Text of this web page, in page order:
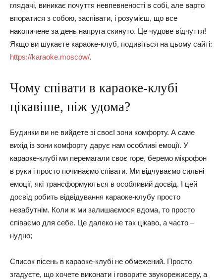
глядачі, виникає почуття невпевненості в собі, але варто
впоратися з собою, заспівати, і розумієш, що все
накопичене за день напруга скинуто. Це чудове відчуття!
Якщо ви шукаєте караоке-клуб, подивіться на цьому сайті:
https://karaoke.moscow/.
Чому співати в караоке-клубі
цікавіше, ніж удома?
Будинки ви не вийдете зі своєї зони комфорту. А саме
вихід із зони комфорту дарує нам особливі емоції. У
караоке-клубі ми перемагали своє горе, беремо мікрофон
в руки і просто починаємо співати. Ми відчуваємо сильні
емоції, які трансформуються в особливий досвід. І цей
досвід робить відвідування караоке-клубу просто
незабутнім. Коли ж ми залишаємося вдома, то просто
співаємо для себе. Це далеко не так цікаво, а часто –
нудно;
Список пісень в караоке-клубі не обмежений. Просто
згадуєте, що хочете виконати і говорите звукорежисеру, а